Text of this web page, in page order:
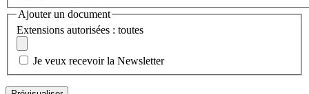
Ajouter un document
Extensions autorisées : toutes
Je veux recevoir la Newsletter